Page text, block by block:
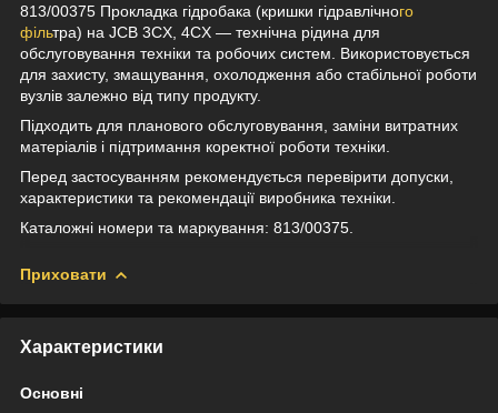
813/00375 Прокладка гідробака (кришки гідравлічного
фільтра) на JCB 3CX, 4CX — технічна рідина для
обслуговування техніки та робочих систем. Використовується
для захисту, змащування, охолодження або стабільної роботи
вузлів залежно від типу продукту.
Підходить для планового обслуговування, заміни витратних
матеріалів і підтримання коректної роботи техніки.
Перед застосуванням рекомендується перевірити допуски,
характеристики та рекомендації виробника техніки.
Каталожні номери та маркування: 813/00375.
Приховати
Характеристики
Основні